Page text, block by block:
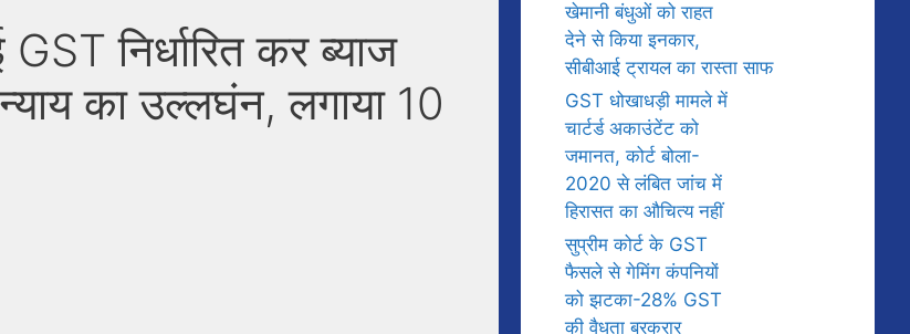
GST निर्धारित कर ब्याज
का उल्लघंन, लगाया 10
खेमानी बंधुओं को राहत
देने से किया इनकार,
सीबीआई ट्रायल का रास्ता साफ
GST धोखाधड़ी मामले में
चार्टर्ड अकाउंटेंट को
जमानत, कोर्ट बोला-
2020 से लंबित जांच में
हिरासत का औचित्य नहीं
सुप्रीम कोर्ट के GST
फैसले से गेमिंग कंपनियों
को झटका-28% GST
की वैधता बरकरार